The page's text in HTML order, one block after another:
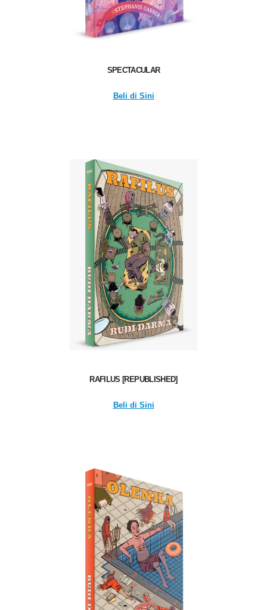
SPECTACULAR
Beli di Sini
RAFILUS [REPUBLISHED]
Beli di Sini